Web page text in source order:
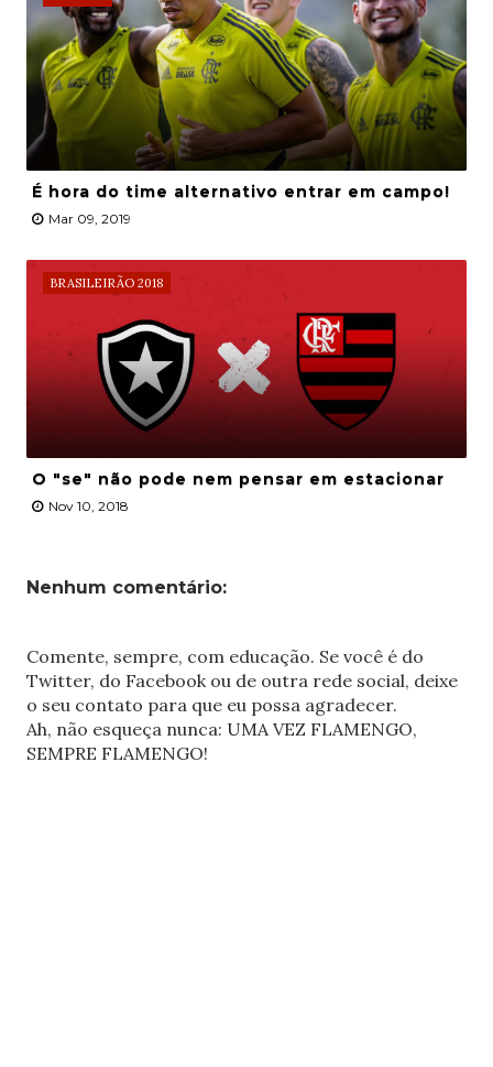
É hora do time alternativo entrar em campo!
Mar 09, 2019
BRASILEIRÃO 2018
O "se" não pode nem pensar em estacionar
Nov 10, 2018
Nenhum comentário:
Comente, sempre, com educação. Se você é do
Twitter, do Facebook ou de outra rede social, deixe
o seu contato para que eu possa agradecer.
Ah, não esqueça nunca: UMA VEZ FLAMENGO,
SEMPRE FLAMENGO!